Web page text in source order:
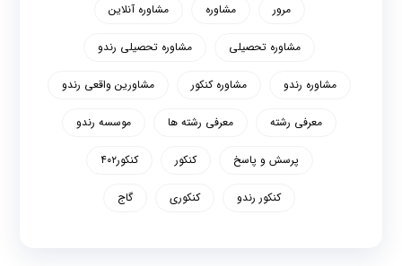
مرور مشاوره مشاوره آنلاین
مشاوره تحصیلی مشاوره تحصیلی رندو
مشاوره رندو مشاوره کنکور مشاورین واقعی رندو
معرفی رشته معرفی رشته ها موسسه رندو
پرسش و پاسخ کنکور کنکور۴۰۲
کنکور رندو کنکوری گاج